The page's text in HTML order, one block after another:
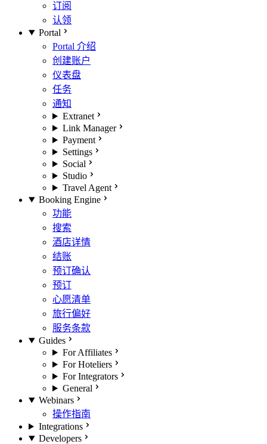
订阅
认领
Portal
Portal 介绍
创建账户
仪表盘
任务
通知
Extranet
Link Manager
Payment
Settings
Social
Studio
Travel Agent
Booking Engine
功能
搜索
酒店详情
结账
预订确认
预订
心愿清单
旅行偏好
服务条款
Guides
For Affiliates
For Hoteliers
For Integrators
General
Webinars
操作指南
Integrations
Developers